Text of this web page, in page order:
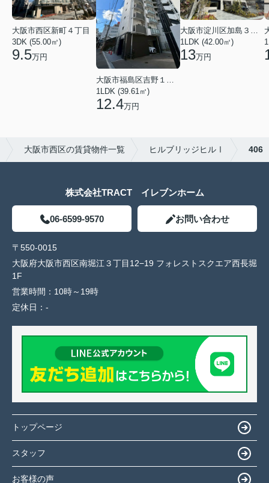
大阪市西区新町４丁目
3DK (55.00㎡)
9.5万円
1LDK (39.61㎡)
12.4万円
大阪市淀川区加島３丁目
1LDK (42.00㎡)
13万円
大阪市西区の賃貸物件一覧 ヒルブリッジヒルⅠ 406
株式会社TRACT イレブンホーム
06-6599-9570 お問い合わせ
〒550-0015
大阪府大阪市西区南堀江３丁目12−19 フォレストスクエア西長堀
1F
営業時間： 10時～19時
定休日： -
トップページ
スタッフ
お客様の声